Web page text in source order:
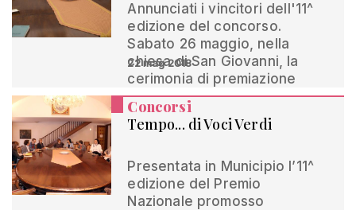
Annunciati i vincitori dell'11^
edizione del concorso.
Sabato 26 maggio, nella
chiesa di San Giovanni, la
cerimonia di premiazione
22 mag 2018
Concorsi
Tempo... di Voci Verdi
Presentata in Municipio l’11^
edizione del Premio
Nazionale promosso